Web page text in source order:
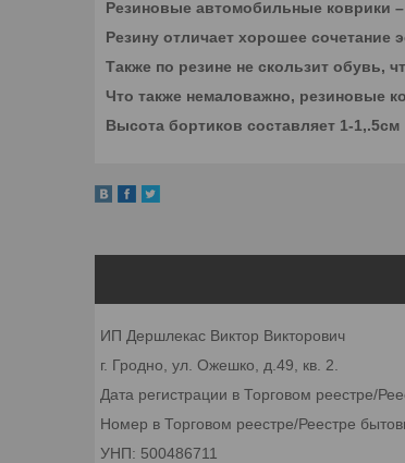
Резиновые автомобильные коврики –
Резину отличает хорошее сочетание
Также по резине не скользит обувь,
Что также немаловажно, резиновые
Высота бортиков составляет 1-1,.5см
ИП Дершлекас Виктор Викторович
г. Гродно, ул. Ожешко, д.49, кв. 2.
Дата регистрации в Торговом реестре/
Номер в Торговом реестре/Реестре
УНП: 500486711